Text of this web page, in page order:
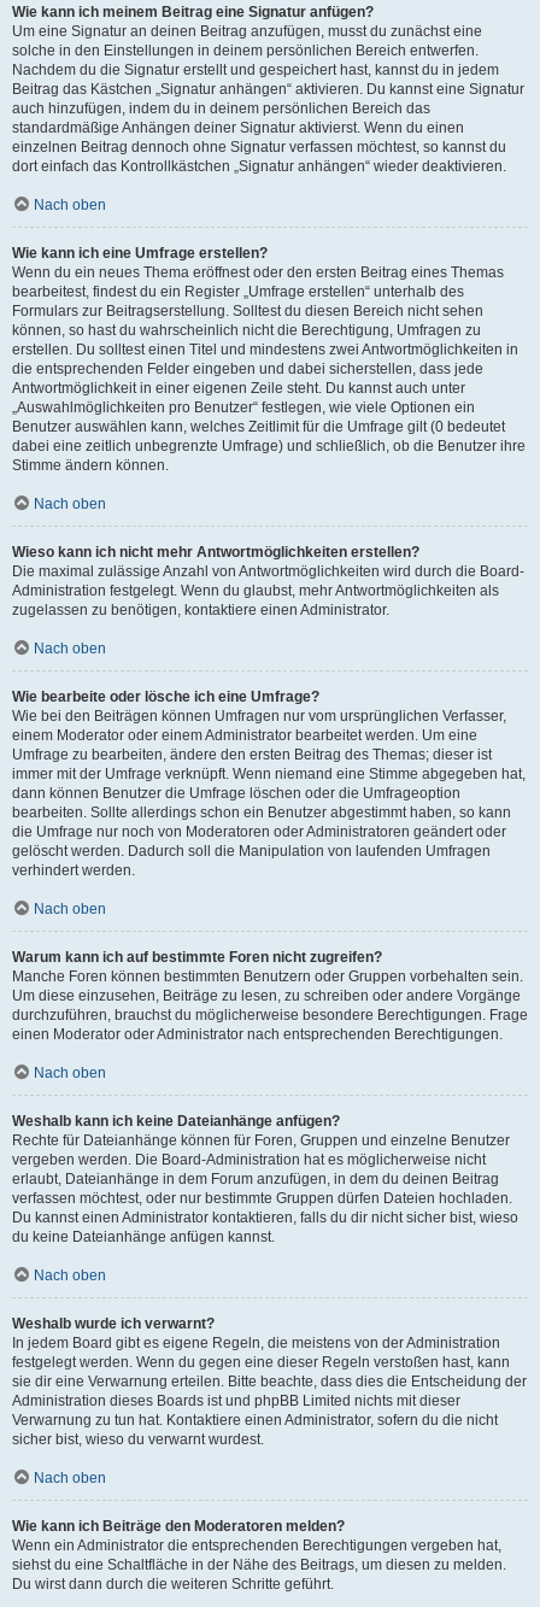
Wie kann ich meinem Beitrag eine Signatur anfügen?
Um eine Signatur an deinen Beitrag anzufügen, musst du zunächst eine
solche in den Einstellungen in deinem persönlichen Bereich entwerfen.
Nachdem du die Signatur erstellt und gespeichert hast, kannst du in jedem
Beitrag das Kästchen „Signatur anhängen“ aktivieren. Du kannst eine Signatur
auch hinzufügen, indem du in deinem persönlichen Bereich das
standardmäßige Anhängen deiner Signatur aktivierst. Wenn du einen
einzelnen Beitrag dennoch ohne Signatur verfassen möchtest, so kannst du
dort einfach das Kontrollkästchen „Signatur anhängen“ wieder deaktivieren.
Nach oben
Wie kann ich eine Umfrage erstellen?
Wenn du ein neues Thema eröffnest oder den ersten Beitrag eines Themas
bearbeitest, findest du ein Register „Umfrage erstellen“ unterhalb des
Formulars zur Beitragserstellung. Solltest du diesen Bereich nicht sehen
können, so hast du wahrscheinlich nicht die Berechtigung, Umfragen zu
erstellen. Du solltest einen Titel und mindestens zwei Antwortmöglichkeiten in
die entsprechenden Felder eingeben und dabei sicherstellen, dass jede
Antwortmöglichkeit in einer eigenen Zeile steht. Du kannst auch unter
„Auswahlmöglichkeiten pro Benutzer“ festlegen, wie viele Optionen ein
Benutzer auswählen kann, welches Zeitlimit für die Umfrage gilt (0 bedeutet
dabei eine zeitlich unbegrenzte Umfrage) und schließlich, ob die Benutzer ihre
Stimme ändern können.
Nach oben
Wieso kann ich nicht mehr Antwortmöglichkeiten erstellen?
Die maximal zulässige Anzahl von Antwortmöglichkeiten wird durch die Board-
Administration festgelegt. Wenn du glaubst, mehr Antwortmöglichkeiten als
zugelassen zu benötigen, kontaktiere einen Administrator.
Nach oben
Wie bearbeite oder lösche ich eine Umfrage?
Wie bei den Beiträgen können Umfragen nur vom ursprünglichen Verfasser,
einem Moderator oder einem Administrator bearbeitet werden. Um eine
Umfrage zu bearbeiten, ändere den ersten Beitrag des Themas; dieser ist
immer mit der Umfrage verknüpft. Wenn niemand eine Stimme abgegeben hat,
dann können Benutzer die Umfrage löschen oder die Umfrageoption
bearbeiten. Sollte allerdings schon ein Benutzer abgestimmt haben, so kann
die Umfrage nur noch von Moderatoren oder Administratoren geändert oder
gelöscht werden. Dadurch soll die Manipulation von laufenden Umfragen
verhindert werden.
Nach oben
Warum kann ich auf bestimmte Foren nicht zugreifen?
Manche Foren können bestimmten Benutzern oder Gruppen vorbehalten sein.
Um diese einzusehen, Beiträge zu lesen, zu schreiben oder andere Vorgänge
durchzuführen, brauchst du möglicherweise besondere Berechtigungen. Frage
einen Moderator oder Administrator nach entsprechenden Berechtigungen.
Nach oben
Weshalb kann ich keine Dateianhänge anfügen?
Rechte für Dateianhänge können für Foren, Gruppen und einzelne Benutzer
vergeben werden. Die Board-Administration hat es möglicherweise nicht
erlaubt, Dateianhänge in dem Forum anzufügen, in dem du deinen Beitrag
verfassen möchtest, oder nur bestimmte Gruppen dürfen Dateien hochladen.
Du kannst einen Administrator kontaktieren, falls du dir nicht sicher bist, wieso
du keine Dateianhänge anfügen kannst.
Nach oben
Weshalb wurde ich verwarnt?
In jedem Board gibt es eigene Regeln, die meistens von der Administration
festgelegt werden. Wenn du gegen eine dieser Regeln verstoßen hast, kann
sie dir eine Verwarnung erteilen. Bitte beachte, dass dies die Entscheidung der
Administration dieses Boards ist und phpBB Limited nichts mit dieser
Verwarnung zu tun hat. Kontaktiere einen Administrator, sofern du die nicht
sicher bist, wieso du verwarnt wurdest.
Nach oben
Wie kann ich Beiträge den Moderatoren melden?
Wenn ein Administrator die entsprechenden Berechtigungen vergeben hat,
siehst du eine Schaltfläche in der Nähe des Beitrags, um diesen zu melden.
Du wirst dann durch die weiteren Schritte geführt.